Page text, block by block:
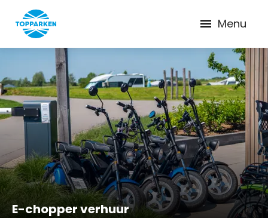
Menu
E-chopper verhuur